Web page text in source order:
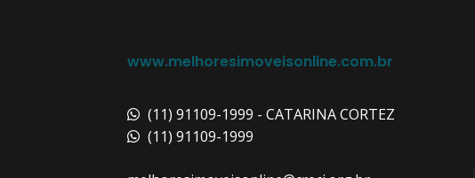
www.melhoresimoveisonline.com.br
(11) 91109-1999 - CATARINA CORTEZ
(11) 91109-1999